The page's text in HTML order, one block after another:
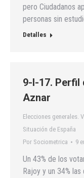
pero Ciudadanos
personas sin
Detalles
9-I-17. Perfil
Aznar
Elecciones generales.
Situación de España
Por Sociometrica 9
Un 43% de los
Rajoy y un 34%